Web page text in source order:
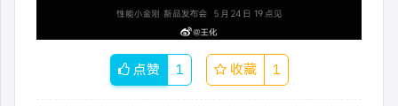
点赞 1 收藏 1